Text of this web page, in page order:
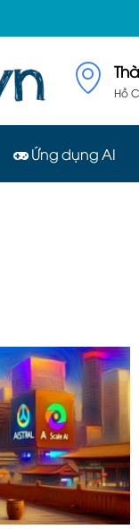
Hồ
Ứng dụng AI